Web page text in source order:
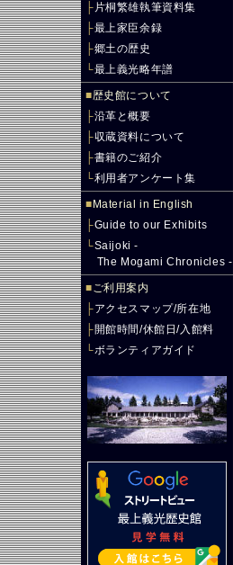
├ 片桐繁雄執筆資料集
├最上家臣余録
├郷土の歴史
└最上義光略年譜
■歴史館について
├沿革と概要
├収蔵資料について
├書籍のご紹介
└利用者アンケート集
■ Material in English
├Guide to our Exhibits
└Saijoki -
The Mogami Chronicles -
■ご利用案内
├アクセスマップ/所在地
├開館時間/休館日/入館料
└ボランティアガイド